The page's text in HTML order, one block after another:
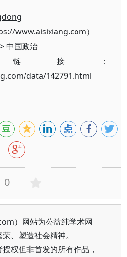
www.aisixiang.com）
>中国政治
接：
data/142791.html
0
）网站为公益纯学术网
、塑造社会精神。
权但非首发的所有作品，